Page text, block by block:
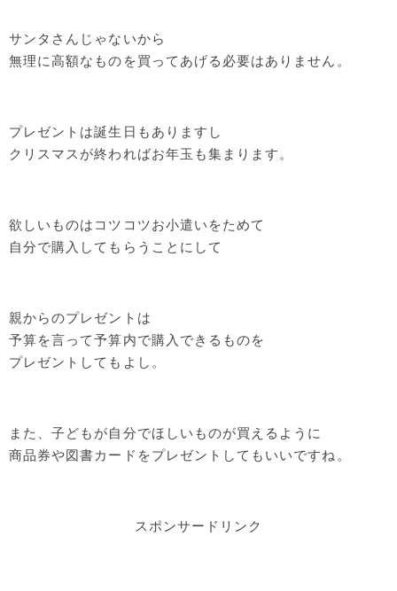
サンタさんじゃないから
無理に高額なものを買ってあげる必要はありません。
プレゼントは誕生日もありますし
クリスマスが終わればお年玉も集まります。
欲しいものはコツコツお小遣いをためて
自分で購入してもらうことにして
親からのプレゼントは
予算を言って予算内で購入できるものを
プレゼントしてもよし。
また、子どもが自分でほしいものが買えるように
商品券や図書カードをプレゼントしてもいいですね。
スポンサードリンク